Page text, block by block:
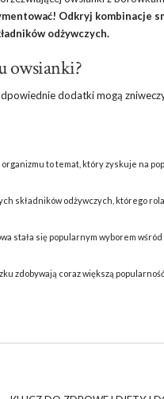
Odkryj kombinacje
odżywczych.
owsianki?
dodatki mogą
to temat, który zyskuje na
składników odżywczych, którego
stała się popularnym wyborem
zdobywają coraz większą